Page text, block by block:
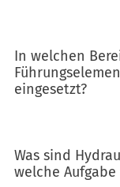
In welchen
eingesetzt?
Was sind
welche